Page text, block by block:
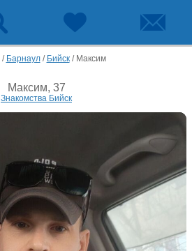
/ Барнаул/ Бийск/ Максим
Максим, 37
Знакомства Бийск